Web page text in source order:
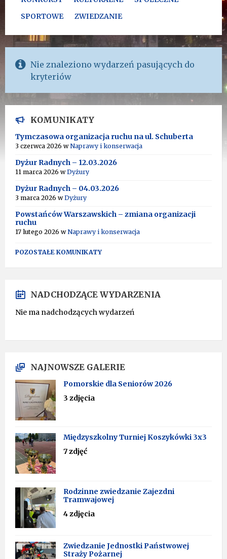
SPORTOWE
ZWIEDZANIE
Nie znaleziono wydarzeń pasujących do
kryteriów
KOMUNIKATY
Tymczasowa organizacja ruchu na ul. Schuberta
3 czerwca 2026 wNaprawy i konserwacja
Dyżur Radnych – 12.03.2026
11 marca 2026 wDyżury
Dyżur Radnych – 04.03.2026
3 marca 2026 wDyżury
Powstańców Warszawskich – zmiana organizacji
ruchu
17 lutego 2026 wNaprawy i konserwacja
POZOSTAŁE KOMUNIKATY
NADCHODZĄCE WYDARZENIA
Nie ma nadchodzących wydarzeń
NAJNOWSZE GALERIE
Pomorskie dla Seniorów 2026
3 zdjęcia
Międzyszkolny Turniej Koszykówki 3x3
7 zdjęć
Rodzinne zwiedzanie Zajezdni
Tramwajowej
4 zdjęcia
Zwiedzanie Jednostki Państwowej
Straży Pożarnej